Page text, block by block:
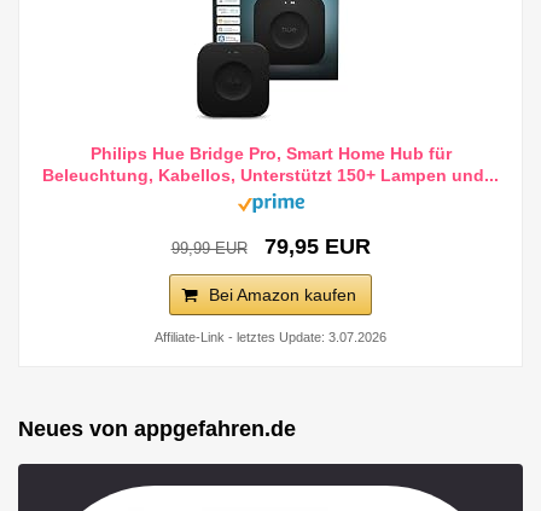
Philips Hue Bridge Pro, Smart Home Hub für
Beleuchtung, Kabellos, Unterstützt 150+ Lampen und...
99,99 EUR 79,95 EUR
Bei Amazon kaufen
Affiliate-Link - letztes Update: 3.07.2026
Neues von appgefahren.de